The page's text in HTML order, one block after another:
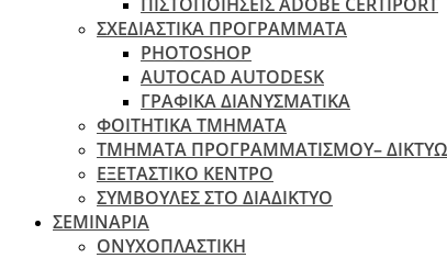
ΣΧΕΔΙΑΣΤΙΚΑ ΠΡΟΓΡΑΜΜΑΤΑ
PHOTOSHOP
AUTOCAD AUTODESK
ΓΡΑΦΙΚΑ ΔΙΑΝΥΣΜΑΤΙΚΑ
ΦΟΙΤΗΤΙΚΑ ΤΜΗΜΑΤΑ
ΤΜΗΜΑΤΑ ΠΡΟΓΡΑΜΜΑΤΙΣΜΟΥ–
ΕΞΕΤΑΣΤΙΚΟ ΚΕΝΤΡΟ
ΣΥΜΒΟΥΛΕΣ ΣΤΟ ΔΙΑΔΙΚΤΥΟ
ΣΕΜΙΝΑΡΙΑ
ΟΝΥΧΟΠΛΑΣΤΙΚΗ